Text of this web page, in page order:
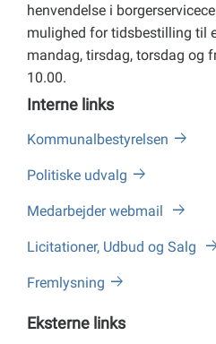
henvendelse i
mulighed for tidsbestilling til
mandag, tirsdag, torsdag og
10.00.
Interne links
Kommunalbestyrelsen
Politiske udvalg
Medarbejder webmail
Licitationer, Udbud og Salg
Fremlysning
Eksterne links